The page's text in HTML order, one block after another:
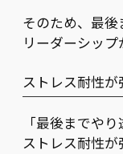
そのため、最後
リーダーシップ
ストレス耐性
「最後までや
ストレス耐性が